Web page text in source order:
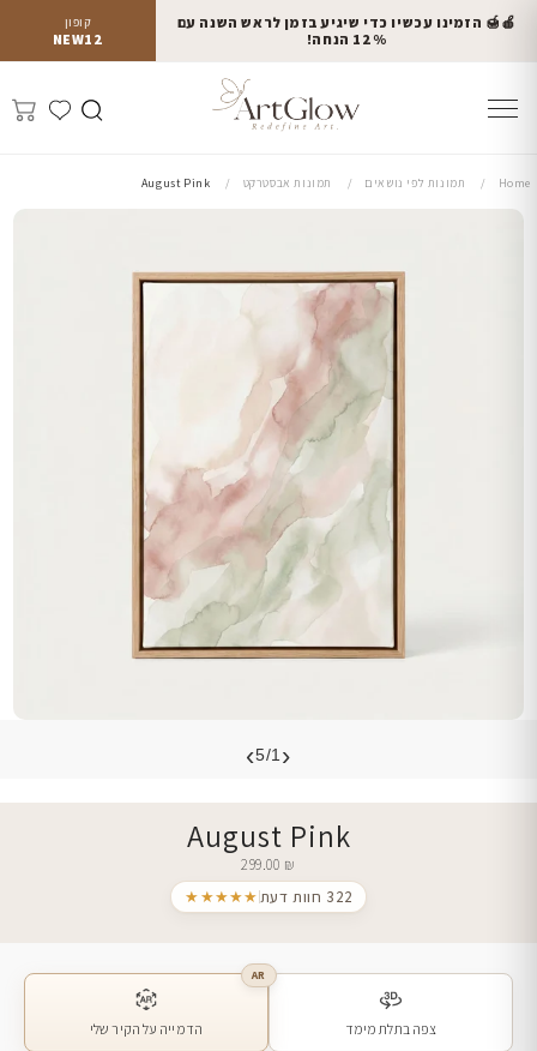
קופון
NEW12
🍎🍯 הזמינו עכשיו כדי שיגיע בזמן לראש השנה עם
12% הנחה!
Home תמונות לפי נושאים תמונות אבסטרקט August Pink
‹
5/1
›
August Pink
299.00 ₪
★★★★★
322 חוות דעת
צפה בתלת מימד
AR
הדמייה על הקיר שלי